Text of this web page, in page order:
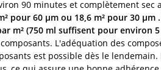
90 minutes et complètement sec
pour 60 µm ou 18,6 m² pour 30
m² (750 ml suffisent pour environ
L'adéquation des
est possible dès le